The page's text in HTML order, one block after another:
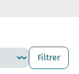
Filtrer